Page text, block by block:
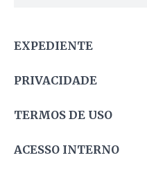
EXPEDIENTE
PRIVACIDADE
TERMOS DE USO
ACESSO INTERNO